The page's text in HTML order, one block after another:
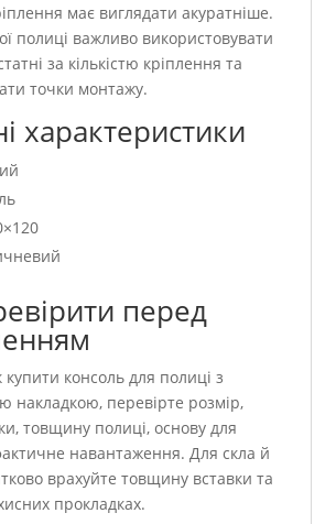
має виглядати акуратніше.
полиці важливо використовувати
за кількістю кріплення та
точки монтажу.
характеристики
перед
консоль для полиці з
накладкою, перевірте розмір,
товщину полиці, основу для
навантаження. Для скла й
врахуйте товщину вставки та
прокладках.